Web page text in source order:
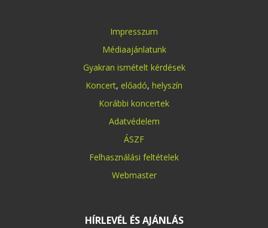
Impresszum
Médiaajánlatunk
Gyakran ismételt kérdések
Koncert, előadó, helyszín
Korábbi koncertek
Adatvédelem
ÁSZF
Felhasználási feltételek
Webmaster
HÍRLEVÉL ÉS AJÁNLÁS